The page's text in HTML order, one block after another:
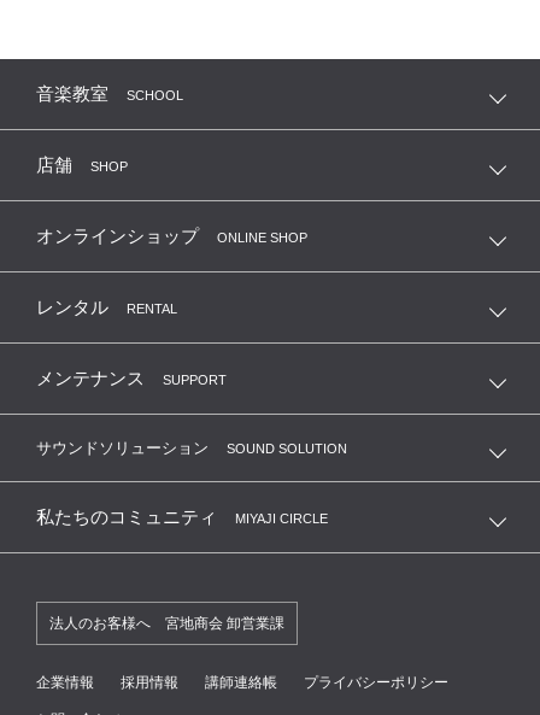
音楽教室 SCHOOL
店舗 SHOP
オンラインショップ ONLINE SHOP
レンタル RENTAL
メンテナンス SUPPORT
サウンドソリューション SOUND SOLUTION
私たちのコミュニティ MIYAJI CIRCLE
法人のお客様へ 宮地商会 卸営業課
企業情報 採用情報 講師連絡帳 プライバシーポリシー